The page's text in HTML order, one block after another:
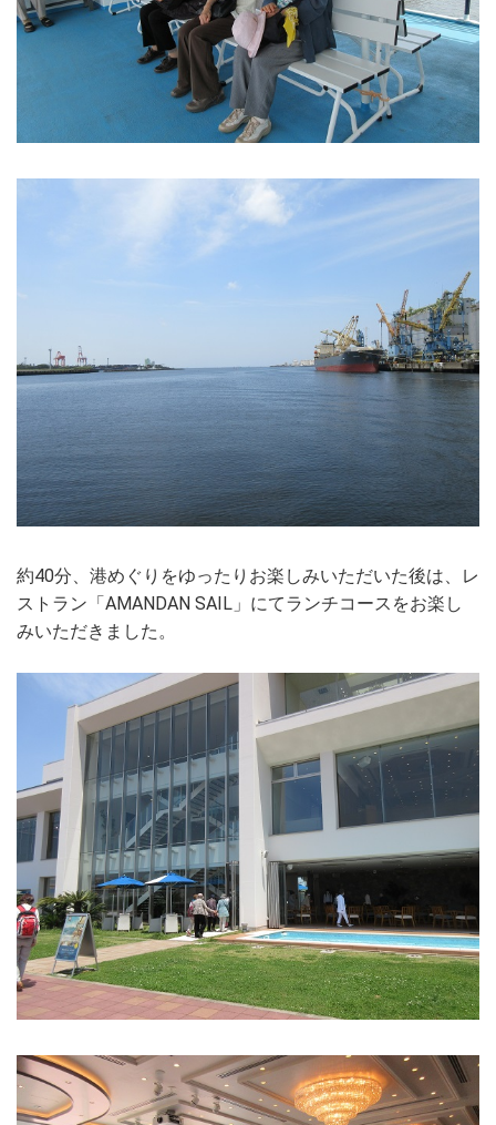
約40分、港めぐりをゆったりお楽しみいただいた後は、レ
ストラン「AMANDAN SAIL」にてランチコースをお楽し
みいただきました。